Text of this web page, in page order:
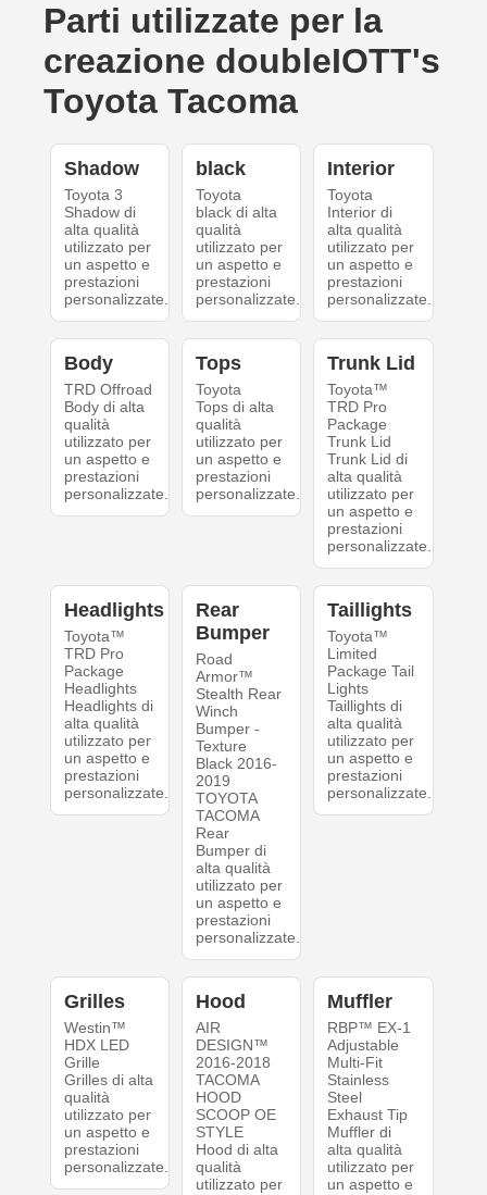
Parti utilizzate per la
creazione doubleIOTT's
Toyota Tacoma
Shadow
Toyota 3
Shadow di
alta qualità
utilizzato per
un aspetto e
prestazioni
personalizzate.
black
Toyota
black di alta
qualità
utilizzato per
un aspetto e
prestazioni
personalizzate.
Interior
Toyota
Interior di
alta qualità
utilizzato per
un aspetto e
prestazioni
personalizzate.
Body
TRD Offroad
Body di alta
qualità
utilizzato per
un aspetto e
prestazioni
personalizzate.
Tops
Toyota
Tops di alta
qualità
utilizzato per
un aspetto e
prestazioni
personalizzate.
Trunk Lid
Toyota™
TRD Pro
Package
Trunk Lid
Trunk Lid di
alta qualità
utilizzato per
un aspetto e
prestazioni
personalizzate.
Headlights
Toyota™
TRD Pro
Package
Headlights
Headlights di
alta qualità
utilizzato per
un aspetto e
prestazioni
personalizzate.
Rear
Bumper
Road
Armor™
Stealth Rear
Winch
Bumper -
Texture
Black 2016-
2019
TOYOTA
TACOMA
Rear
Bumper di
alta qualità
utilizzato per
un aspetto e
prestazioni
personalizzate.
Taillights
Toyota™
Limited
Package Tail
Lights
Taillights di
alta qualità
utilizzato per
un aspetto e
prestazioni
personalizzate.
Grilles
Westin™
HDX LED
Grille
Grilles di alta
qualità
utilizzato per
un aspetto e
prestazioni
personalizzate.
Hood
AIR
DESIGN™
2016-2018
TACOMA
HOOD
SCOOP OE
STYLE
Hood di alta
qualità
utilizzato per
Muffler
RBP™ EX-1
Adjustable
Multi-Fit
Stainless
Steel
Exhaust Tip
Muffler di
alta qualità
utilizzato per
un aspetto e